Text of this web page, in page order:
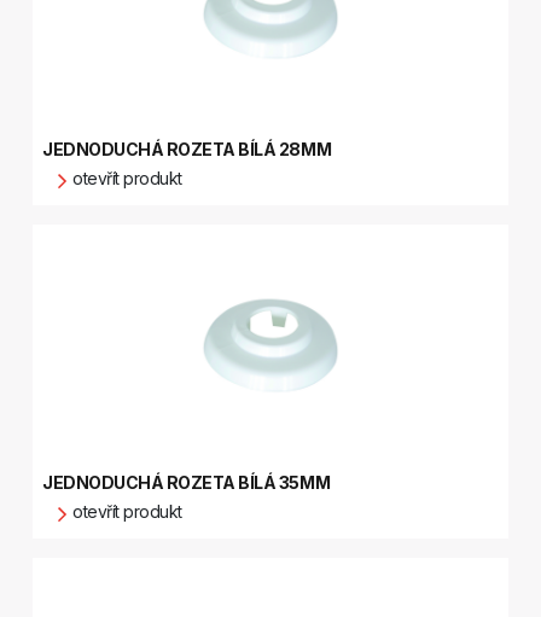
JEDNODUCHÁ ROZETA BÍLÁ 28MM
otevřít produkt
JEDNODUCHÁ ROZETA BÍLÁ 35MM
otevřít produkt